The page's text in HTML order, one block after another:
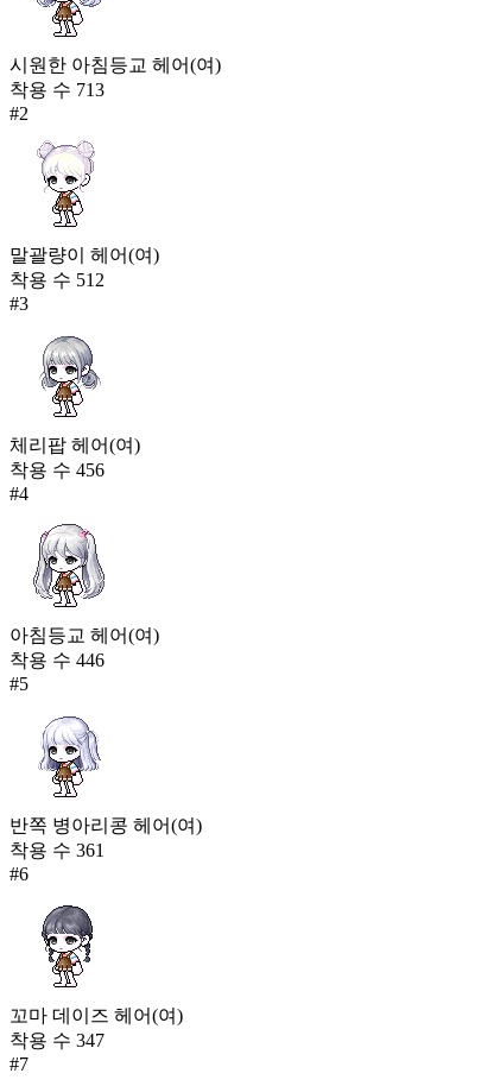
시원한 아침등교 헤어(여)
착용 수 713
#2
말괄량이 헤어(여)
착용 수 512
#3
체리팝 헤어(여)
착용 수 456
#4
아침등교 헤어(여)
착용 수 446
#5
반쪽 병아리콩 헤어(여)
착용 수 361
#6
꼬마 데이즈 헤어(여)
착용 수 347
#7